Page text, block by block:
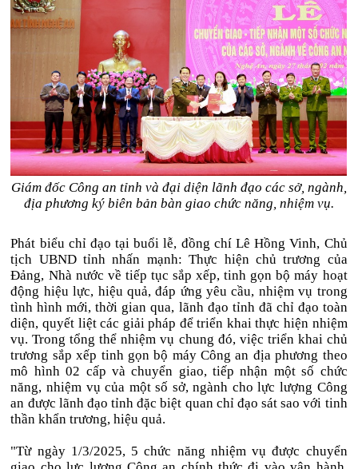
Giám đốc Công an tỉnh và đại diện lãnh đạo các sở, ngành,
địa phương ký biên bản bàn giao chức năng, nhiệm vụ.
Phát biểu chỉ đạo tại buổi lễ, đồng chí Lê Hồng Vinh, Chủ
tịch UBND tỉnh nhấn mạnh: Thực hiện chủ trương của
Đảng, Nhà nước về tiếp tục sắp xếp, tinh gọn bộ máy hoạt
động hiệu lực, hiệu quả, đáp ứng yêu cầu, nhiệm vụ trong
tình hình mới, thời gian qua, lãnh đạo tỉnh đã chỉ đạo toàn
diện, quyết liệt các giải pháp để triển khai thực hiện nhiệm
vụ. Trong tổng thể nhiệm vụ chung đó, việc triển khai chủ
trương sắp xếp tinh gọn bộ máy Công an địa phương theo
mô hình 02 cấp và chuyển giao, tiếp nhận một số chức
năng, nhiệm vụ của một số sở, ngành cho lực lượng Công
an được lãnh đạo tỉnh đặc biệt quan chỉ đạo sát sao với tinh
thần khẩn trương, hiệu quả.
"Từ ngày 1/3/2025, 5 chức năng nhiệm vụ được chuyển